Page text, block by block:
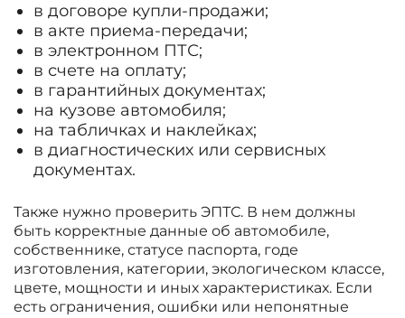
в договоре купли-продажи;
в акте приема-передачи;
в электронном ПТС;
в счете на оплату;
в гарантийных документах;
на кузове автомобиля;
на табличках и наклейках;
в диагностических или сервисных
документах.
Также нужно проверить ЭПТС. В нем должны
быть корректные данные об автомобиле,
собственнике, статусе паспорта, годе
изготовления, категории, экологическом классе,
цвете, мощности и иных характеристиках. Если
есть ограничения, ошибки или непонятные